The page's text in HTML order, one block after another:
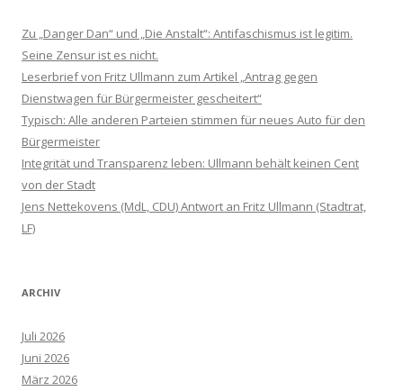
Zu „Danger Dan“ und „Die Anstalt“: Antifaschismus ist legitim.
Seine Zensur ist es nicht.
Leserbrief von Fritz Ullmann zum Artikel „Antrag gegen
Dienstwagen für Bürgermeister gescheitert“
Typisch: Alle anderen Parteien stimmen für neues Auto für den
Bürgermeister
Integrität und Transparenz leben: Ullmann behält keinen Cent
von der Stadt
Jens Nettekovens (MdL, CDU) Antwort an Fritz Ullmann (Stadtrat,
LF)
ARCHIV
Juli 2026
Juni 2026
März 2026